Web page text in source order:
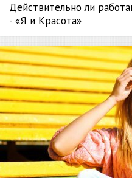
Действительно ли
- «Я и Красота»